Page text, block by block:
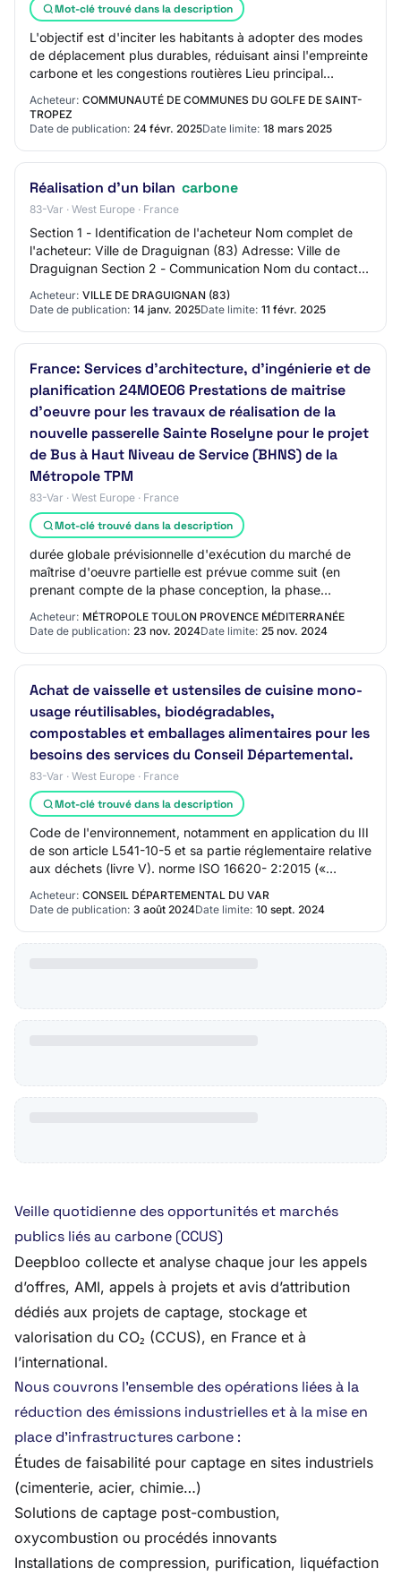
Mot-clé trouvé dans la description
L'objectif est d'inciter les habitants à adopter des modes
de déplacement plus durables, réduisant ainsi l'empreinte
carbone et les congestions routières Lieu principal
d'exécution du marché: Bâtimen…
Acheteur: COMMUNAUTÉ DE COMMUNES DU GOLFE DE SAINT-
TROPEZ
Date de publication: 24 févr. 2025Date limite: 18 mars 2025
Réalisation d'un bilan carbone
83-Var · West Europe · France
Section 1 - Identification de l'acheteur Nom complet de
l'acheteur: Ville de Draguignan (83) Adresse: Ville de
Draguignan Section 2 - Communication Nom du contact:
Carole Cosson Adresse mail du conta…
Acheteur: VILLE DE DRAGUIGNAN (83)
Date de publication: 14 janv. 2025Date limite: 11 févr. 2025
France: Services d'architecture, d'ingénierie et de
planification 24MOE06 Prestations de maitrise
d'oeuvre pour les travaux de réalisation de la
nouvelle passerelle Sainte Roselyne pour le projet
de Bus à Haut Niveau de Service (BHNS) de la
Métropole TPM
83-Var · West Europe · France
Mot-clé trouvé dans la description
durée globale prévisionnelle d'exécution du marché de
maîtrise d'oeuvre partielle est prévue comme suit (en
prenant compte de la phase conception, la phase
travaux, la phase réception et l'année de p…
Acheteur: MÉTROPOLE TOULON PROVENCE MÉDITERRANÉE
Date de publication: 23 nov. 2024Date limite: 25 nov. 2024
Achat de vaisselle et ustensiles de cuisine mono-
usage réutilisables, biodégradables,
compostables et emballages alimentaires pour les
besoins des services du Conseil Départemental.
83-Var · West Europe · France
Mot-clé trouvé dans la description
Code de l'environnement, notamment en application du III
de son article L541-10-5 et sa partie réglementaire relative
aux déchets (livre V). norme ISO 16620- 2:2015 («
Plastiques - Teneur biosourcée…
Acheteur: CONSEIL DÉPARTEMENTAL DU VAR
Date de publication: 3 août 2024Date limite: 10 sept. 2024
Veille quotidienne des opportunités et marchés
publics liés au carbone (CCUS)
Deepbloo collecte et analyse chaque jour les appels
d’offres, AMI, appels à projets et avis d’attribution
dédiés aux projets de captage, stockage et
valorisation du CO₂ (CCUS), en France et à
l’international.
Nous couvrons l’ensemble des opérations liées à la
réduction des émissions industrielles et à la mise en
place d’infrastructures carbone :
Études de faisabilité pour captage en sites industriels
(cimenterie, acier, chimie…)
Solutions de captage post-combustion,
oxycombustion ou procédés innovants
Installations de compression, purification, liquéfaction